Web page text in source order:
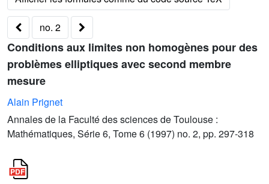
no. 2
Conditions aux limites non homogènes pour des
problèmes elliptiques avec second membre
mesure
Alain Prignet
Annales de la Faculté des sciences de Toulouse :
Mathématiques, Série 6, Tome 6 (1997) no. 2, pp. 297-318